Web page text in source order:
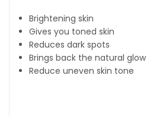
Brightening skin
Gives you toned skin
Reduces dark spots
Brings back the natural glow
Reduce uneven skin tone